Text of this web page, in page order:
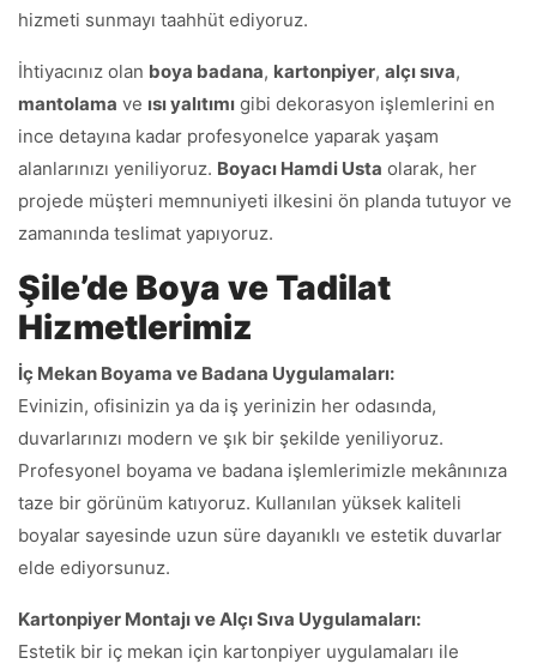
hizmeti sunmayı taahhüt ediyoruz.
İhtiyacınız olan boya badana, kartonpiyer, alçı sıva,
mantolama ve ısı yalıtımı gibi dekorasyon işlemlerini en
ince detayına kadar profesyonelce yaparak yaşam
alanlarınızı yeniliyoruz. Boyacı Hamdi Usta olarak, her
projede müşteri memnuniyeti ilkesini ön planda tutuyor ve
zamanında teslimat yapıyoruz.
Şile’de Boya ve Tadilat
Hizmetlerimiz
İç Mekan Boyama ve Badana Uygulamaları:
Evinizin, ofisinizin ya da iş yerinizin her odasında,
duvarlarınızı modern ve şık bir şekilde yeniliyoruz.
Profesyonel boyama ve badana işlemlerimizle mekânınıza
taze bir görünüm katıyoruz. Kullanılan yüksek kaliteli
boyalar sayesinde uzun süre dayanıklı ve estetik duvarlar
elde ediyorsunuz.
Kartonpiyer Montajı ve Alçı Sıva Uygulamaları:
Estetik bir iç mekan için kartonpiyer uygulamaları ile